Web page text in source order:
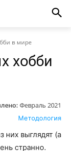
в мире
хобби
Февраль 2021
Методология
них выглядят (а
странно.